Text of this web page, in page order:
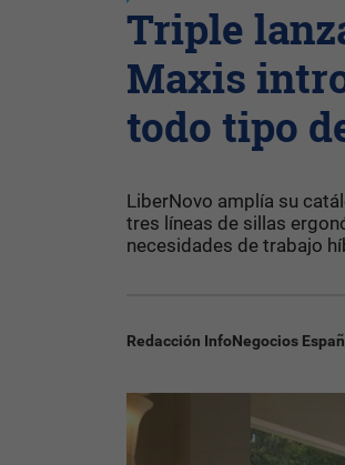
Triple
Maxis
todo tipo
LiberNovo amplía su
tres líneas de sillas
necesidades de trabajo
Redacción InfoNegocios